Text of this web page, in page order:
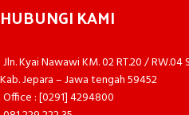
HUBUNGI KAMI
Jln. Kyai Nawawi KM. 02 RT.20 /
Kab. Jepara – Jawa tengah 59452
Office : [0291] 4294800